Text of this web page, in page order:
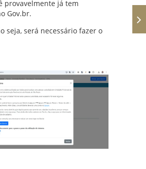
provavelmente já tem
Gov.br.
seja, será necessário fazer o